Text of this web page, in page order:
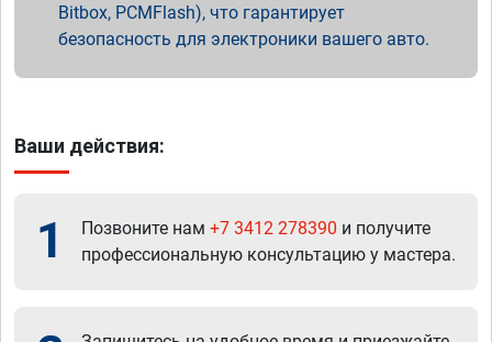
Bitbox, PCMFlash), что гарантирует
безопасность для электроники вашего авто.
Ваши действия:
1 Позвоните нам +7 3412 278390 и получите
профессиональную консультацию у мастера.